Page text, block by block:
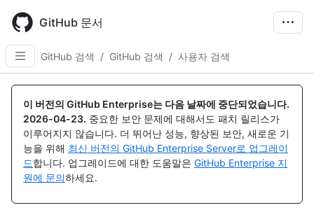
main
content
GitHub 문서
GitHub 검색 / GitHub 검색 / 사용자 검색
이 버전의 GitHub Enterprise는 다음 날짜에 중단되었습니다.
2026-04-23. 중요한 보안 문제에 대해서도 패치 릴리스가
이루어지지 않습니다. 더 뛰어난 성능, 향상된 보안, 새로운 기
능을 위해 최신 버전의 GitHub Enterprise Server로 업그레이
드합니다. 업그레이드에 대한 도움말은 GitHub Enterprise 지
원에 문의하세요.